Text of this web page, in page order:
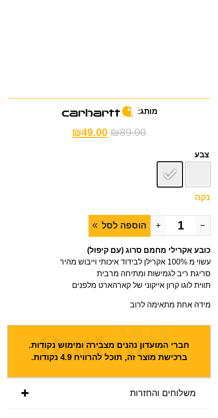
מותג:
₪89.00
₪49.00
צבע
נקה
−
+ הוספה לסל
כובע אקרילי מחמם סרוג (עם קיפול)
עשוי מ 100% אקרילן לבידוד איכותי וייבוש מהיר
סריגת ריב לגמישות ומתיחה מרבית
תווית לוגו קרון אייקוני של קארהארט מלפנים
מידה אחת מתאימה לרוב
חברי המועדון נהנים מצבירה ומימוש נקודות.
ברכישת מוצר זה, תוכל להרוויח4.9 נקודות.
משלוחים והחזרות